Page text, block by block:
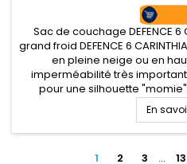
Sac de couchage DEFENCE
grand froid DEFENCE 6
en pleine neige ou en
imperméabilité très
pour une silhouette
déperlante mais respirante
confort
En
1 2 3 … 13